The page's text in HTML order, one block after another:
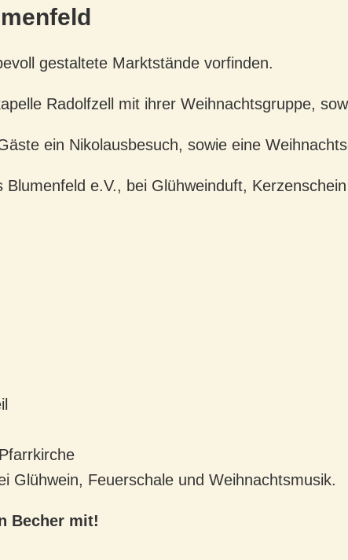
gestaltete Marktstände vorfinden.
Radolfzell mit ihrer Weihnachtsgruppe,
ein Nikolausbesuch, sowie eine
e.V., bei Glühweinduft,
Glühwein, Feuerschale und Weihnachtsmusik.
Becher mit!